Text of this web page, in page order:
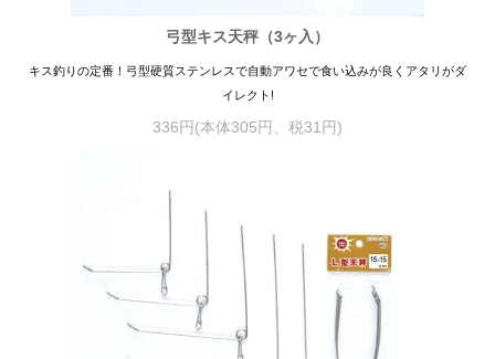
弓型キス天秤（3ヶ入）
キス釣りの定番！弓型硬質ステンレスで自動アワセで食い込みが良くアタリがダ
イレクト!
336円(本体305円、税31円)